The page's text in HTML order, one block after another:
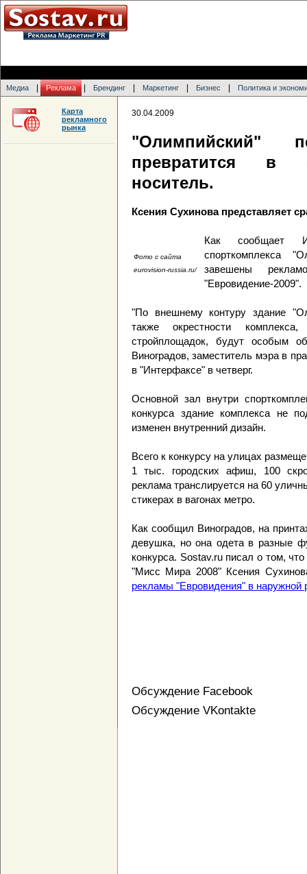
Медиа Реклама Брендинг Маркетинг Бизнес Политика и
30.04.2009
"Олимпийский"
превратится в
носитель.
Ксения Сухинова представляет
Фото с сайта
eurovision-russia.ru/
Как сообщает
спорткомплекса
завешены
"Евровидение-2009".
"По внешнему контуру здание
также окрестности
стройплощадок, будут особым
Виноградов, заместитель мэра в
в "Интерфаксе" в четверг.
Основной зал внутри
конкурса здание комплекса не
изменен внутренний дизайн.
Всего к конкурсу на улицах
1 тыс. городских афиш, 100
реклама транслируется на 60
стикерах в вагонах метро.
Как сообщил Виноградов, на
девушка, но она одета в разные
конкурса. Sostav.ru писал о том,
"Мисс Мира 2008" Ксения
рекламы "Евровидения" в наружной
Обсуждение Facebook
Обсуждение VKontakte
Карта
рекламного
рынка